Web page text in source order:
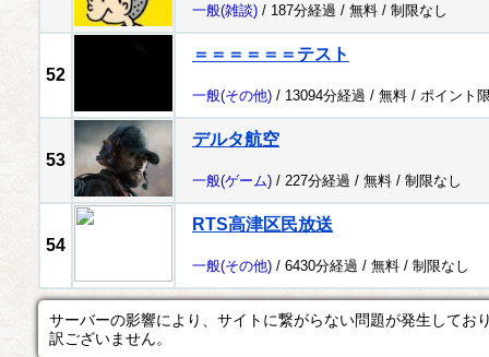
一般(雑談) / 187分経過 / 無料 / 制限なし
52
＝＝＝＝＝＝テスト
一般(その他) / 13094分経過 / 無料 / ポイント
53
デルタ航空
一般(ゲーム) / 227分経過 / 無料 / 制限なし
54
RTS高津区民放送
一般(その他) / 6430分経過 / 無料 / 制限なし
サーバーの影響により、サイトに繋がらない問題が発生してお
訳ございません。